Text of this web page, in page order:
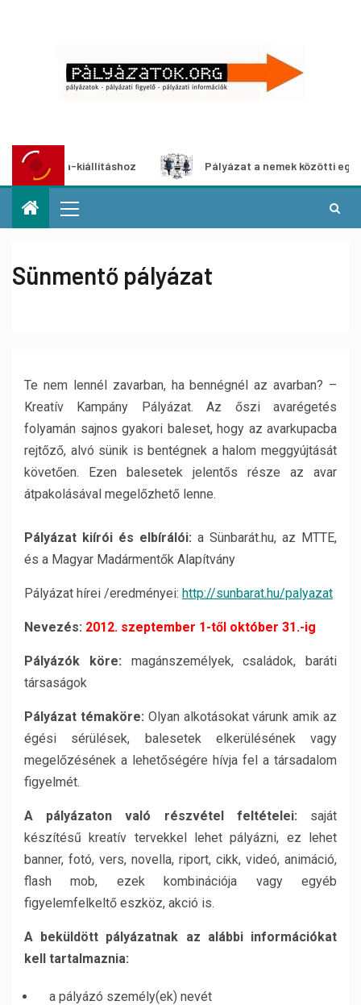
kiállításhoz Pályázat a nemek közötti
Sünmentő pályázat
Te nem lennél zavarban, ha bennégnél az avarban? –
Kreatív Kampány Pályázat. Az őszi avarégetés
folyamán sajnos gyakori baleset, hogy az avarkupacba
rejtőző, alvó sünik is bentégnek a halom meggyújtását
követően. Ezen balesetek jelentős része az avar
átpakolásával megelőzhető lenne.
Pályázat kiírói és elbírálói: a Sünbarát.hu, az MTTE,
és a Magyar Madármentők Alapítvány
Pályázat hírei /eredményei: http://sunbarat.hu/palyazat
Nevezés: 2012. szeptember 1-től október 31.-ig
Pályázók köre: magánszemélyek, családok, baráti
társaságok
Pályázat témaköre: Olyan alkotásokat várunk amik az
égési sérülések, balesetek elkerülésének vagy
megelőzésének a lehetőségére hívja fel a társadalom
figyelmét.
A pályázaton való részvétel feltételei: saját
készítésű kreatív tervekkel lehet pályázni, ez lehet
banner, fotó, vers, novella, riport, cikk, videó, animáció,
flash mob, ezek kombinációja vagy egyéb
figyelemfelkeltő eszköz, akció is.
A beküldött pályázatnak az alábbi információkat
kell tartalmaznia:
a pályázó személy(ek) nevét